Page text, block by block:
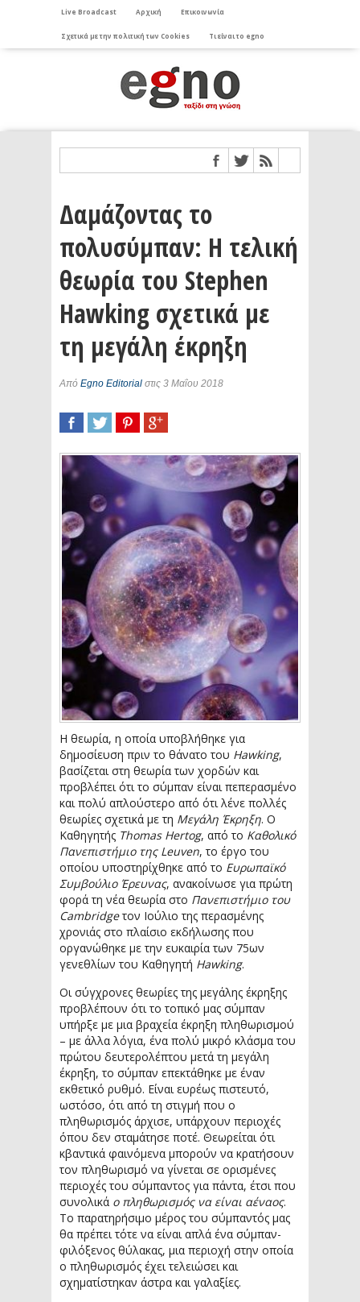
Live Broadcast Αρχική Επικοινωνία
Σχετικά με την πολιτική των Cookies Τι είναι το egno
Δαμάζοντας το
πολυσύμπαν: Η τελική
θεωρία του Stephen
Hawking σχετικά με
τη μεγάλη έκρηξη
Από Egno Editorial στις 3 Μαΐου 2018
Η θεωρία, η οποία υποβλήθηκε για
δημοσίευση πριν το θάνατο του Hawking,
βασίζεται στη θεωρία των χορδών και
προβλέπει ότι το σύμπαν είναι πεπερασμένο
και πολύ απλούστερο από ότι λένε πολλές
θεωρίες σχετικά με τη Μεγάλη Έκρηξη. Ο
Καθηγητής Thomas Hertog, από το Καθολικό
Πανεπιστήμιο της Leuven, το έργο του
οποίου υποστηρίχθηκε από το Ευρωπαϊκό
Συμβούλιο Έρευνας, ανακοίνωσε για πρώτη
φορά τη νέα θεωρία στο Πανεπιστήμιο του
Cambridgeτον Ιούλιο της περασμένης
χρονιάς στο πλαίσιο εκδήλωσης που
οργανώθηκε με την ευκαιρία των 75ων
γενεθλίων του Καθηγητή Hawking.
Οι σύγχρονες θεωρίες της μεγάλης έκρηξης
προβλέπουν ότι το τοπικό μας σύμπαν
υπήρξε με μια βραχεία έκρηξη πληθωρισμού
– με άλλα λόγια, ένα πολύ μικρό κλάσμα του
πρώτου δευτερολέπτου μετά τη μεγάλη
έκρηξη, το σύμπαν επεκτάθηκε με έναν
εκθετικό ρυθμό. Είναι ευρέως πιστευτό,
ωστόσο, ότι από τη στιγμή που ο
πληθωρισμός άρχισε, υπάρχουν περιοχές
όπου δεν σταμάτησε ποτέ. Θεωρείται ότι
κβαντικά φαινόμενα μπορούν να κρατήσουν
τον πληθωρισμό να γίνεται σε ορισμένες
περιοχές του σύμπαντος για πάντα, έτσι που
συνολικά ο πληθωρισμός να είναι αέναος.
Το παρατηρήσιμο μέρος του σύμπαντός μας
θα πρέπει τότε να είναι απλά ένα σύμπαν-
φιλόξενος θύλακας, μια περιοχή στην οποία
ο πληθωρισμός έχει τελειώσει και
σχηματίστηκαν άστρα και γαλαξίες.